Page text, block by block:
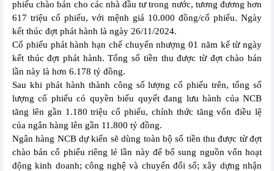
phiếu chào bán cho các nhà đầu tư trong nước, tương đương hơn
617 triệu cổ phiếu, với mệnh giá 10.000 đồng/cổ phiếu. Ngày
kết thúc đợt phát hành là ngày 26/11/2024.
Cổ phiếu phát hành hạn chế chuyển nhượng 01 năm kể từ ngày
kết thúc đợt phát hành. Tổng số tiền thu được từ đợt chào bán
lần này là hơn 6.178 tỷ đồng.
Sau khi phát hành thành công số lượng cổ phiếu trên, tổng số
lượng cổ phiếu có quyền biểu quyết đang lưu hành của NCB
tăng lên gần 1.180 triệu cổ phiếu, chính thức tăng vốn điều lệ
của ngân hàng lên gần 11.800 tỷ đồng.
Ngân hàng NCB dự kiến sẽ dùng toàn bộ số tiền thu được từ đợt
chào bán cổ phiếu riêng lẻ lần này để bổ sung nguồn vốn hoạt
động kinh doanh; công nghệ và chuyển đổi số; xây dựng nhận